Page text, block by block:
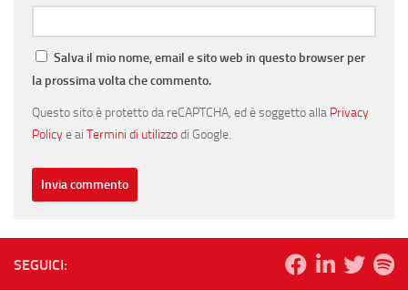
Salva il mio nome, email e sito web in questo browser per
la prossima volta che commento.
Questo sito è protetto da reCAPTCHA, ed è soggetto alla Privacy
Policye ai Termini di utilizzodi Google.
SEGUICI: